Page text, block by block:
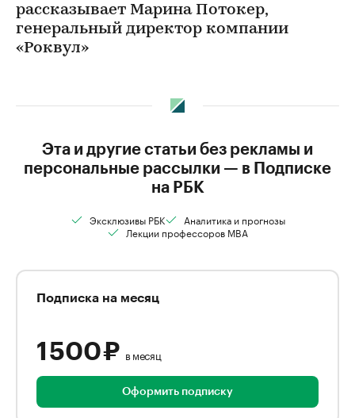
рассказывает Марина Потокер,
генеральный директор компании
«Роквул»
Эта и другие статьи без рекламы и
персональные рассылки — в Подписке
на РБК
Эксклюзивы РБК
Аналитика и прогнозы
Лекции профессоров MBA
Подписка на месяц
1 500 ₽ в месяц
Оформить подписку